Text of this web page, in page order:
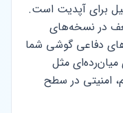
برای آپدیت است.
در نسخه‌های
دفاعی گوشی شما
مثل
امنیتی در سطح